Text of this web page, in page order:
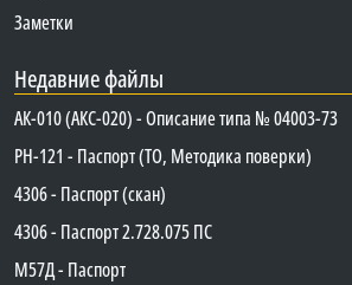
Заметки
Недавние файлы
АК-010 (АКС-020) - Описание типа № 04003-73
PH-121 - Паспорт (ТО, Методика поверки)
4306 - Паспорт (скан)
4306 - Паспорт 2.728.075 ПС
М57Д - Паспорт